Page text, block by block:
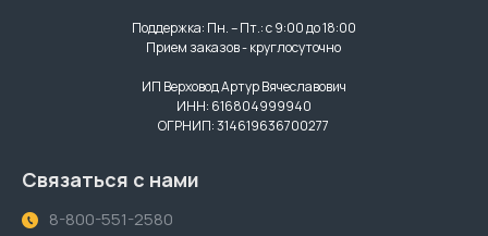
Поддержка: Пн. – Пт.: с 9:00 до 18:00
Прием заказов - круглосуточно
ИП Верховод Артур Вячеславович
ИНН: 616804999940
ОГРНИП: 314619636700277
Связаться с нами
8-800-551-2580